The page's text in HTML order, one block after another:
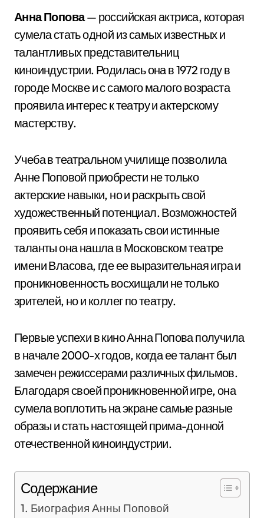
Анна Попова— российская актриса, которая
сумела стать одной из самых известных и
талантливых представительниц
киноиндустрии. Родилась она в 1972 году в
городе Москве и с самого малого возраста
проявила интерес к театру и актерскому
мастерству.
Учеба в театральном училище позволила
Анне Поповой приобрести не только
актерские навыки, но и раскрыть свой
художественный потенциал. Возможностей
проявить себя и показать свои истинные
таланты она нашла в Московском театре
имени Власова, где ее выразительная игра и
проникновенность восхищали не только
зрителей, но и коллег по театру.
Первые успехи в кино Анна Попова получила
в начале 2000-х годов, когда ее талант был
замечен режиссерами различных фильмов.
Благодаря своей проникновенной игре, она
сумела воплотить на экране самые разные
образы и стать настоящей прима-донной
отечественной киноиндустрии.
Содержание
Биография Анны Поповой